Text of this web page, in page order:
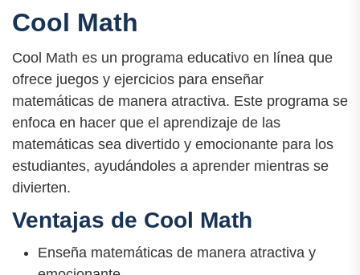
Cool Math
Cool Math es un programa educativo en línea que
ofrece juegos y ejercicios para enseñar
matemáticas de manera atractiva. Este programa se
enfoca en hacer que el aprendizaje de las
matemáticas sea divertido y emocionante para los
estudiantes, ayudándoles a aprender mientras se
divierten.
Ventajas de Cool Math
Enseña matemáticas de manera atractiva y